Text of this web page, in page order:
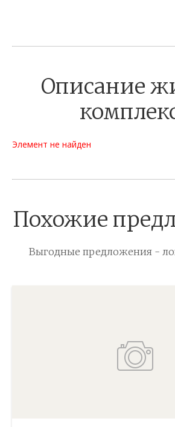
Описание
Элемент не найден
Похожие
Выгодные предложения -